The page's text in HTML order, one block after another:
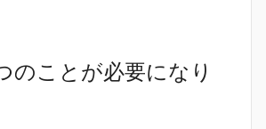
のことが必要になり